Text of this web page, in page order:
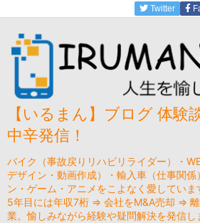
【いるまん】ブログ 体験
中辛発信！
バイク（事故戻りリハビリライダー）・
デザイン・動画作成）・輸入車（仕事関係
ン・ゲーム・アニメをこよなく愛してい
5年目には年収7桁 ⇒ 会社をM&A売却 ⇒
業。愉しみながら経験や疑問解決を発信し
Twitter